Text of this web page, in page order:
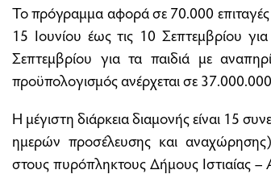
Το πρόγραμμα αφορά σε 70.000 επιταγές
15 Ιουνίου έως τις 10 Σεπτεμβρίου
Σεπτεμβρίου για τα παιδιά με
προϋπολογισμός ανέρχεται σε
Η μέγιστη διάρκεια διαμονής είναι 15
ημερών προσέλευσης και
στους πυρόπληκτους Δήμους Ιστιαίας